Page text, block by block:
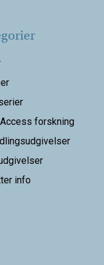
forskning
info